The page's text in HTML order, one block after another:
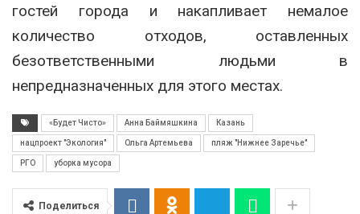
гостей города и накапливает немалое
количество отходов, оставленных
безответственными людьми в
непредназначенных для этого местах.
«Будет Чисто» Анна Баймяшкина Казань
нацпроект "Экология" Ольга Артемьева пляж "Нижнее Заречье"
РГО уборка мусора
Поделиться